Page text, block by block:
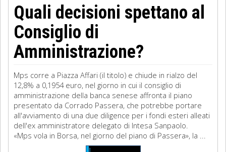
Quali decisioni spettano al
Consiglio di
Amministrazione?
Mps corre a Piazza Affari (il titolo) e chiude in rialzo del
12,8% a 0,1954 euro, nel giorno in cui il consiglio di
amministrazione della banca senese affronta il piano
presentato da Corrado Passera, che potrebbe portare
all'avviamento di una due diligence per i fondi esteri alleati
dell'ex amministratore delegato di Intesa Sanpaolo.
«Mps vola in Borsa, nel giorno del piano di Passera», la ...